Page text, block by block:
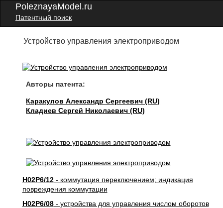
PoleznayaModel.ru
Патентный поиск
Устройство управления электроприводом
Авторы патента:
Каракулов Александр Сергеевич (RU)
Кладиев Сергей Николаевич (RU)
H02P6/12- коммутация переключением; индикация
повреждения коммутации
H02P6/08- устройства для управления числом оборотов